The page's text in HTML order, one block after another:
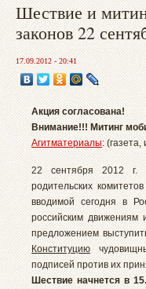
Шествие и
законов 22
17.09.2012 - 20:41
Акция согласована!
Внимание!!! Митинг
Агитматериалы:
22 сентября 2012 г.
родительских
вводимой сегодня в
российским
предложением
Конституцию
подписей против их
Шествие начнется в